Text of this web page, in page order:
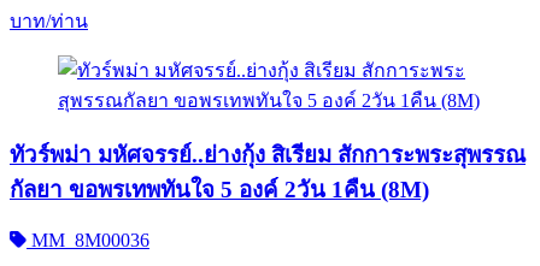
บาท/ท่าน
ทัวร์พม่า มหัศจรรย์..ย่างกุ้ง สิเรียม สักการะพระสุพรรณ
กัลยา ขอพรเทพทันใจ 5 องค์ 2วัน 1คืน (8M)
MM_8M00036